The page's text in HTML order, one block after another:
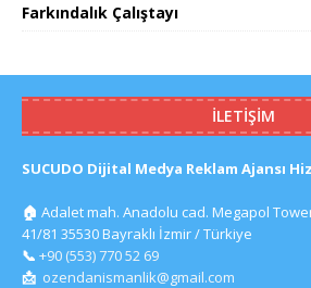
Farkındalık Çalıştayı
İLETIŞIM
SUCUDO Dijital Medya Reklam Ajansı
🏠 Adalet mah. Anadolu cad. Megapol
41/81 35530 Bayraklı İzmir / Türkiye
📞 +90 (553) 770 52 69
📩 ozendanismanlik@gmail.com